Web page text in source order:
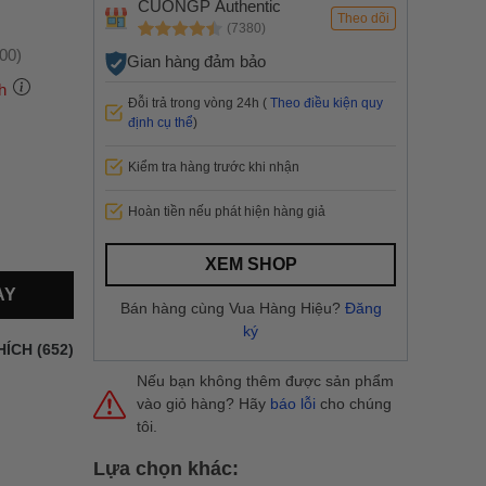
cầu
báo
tại
(652)
Lựa chọn khác:
CUONGP Authentic
(7380)
Theo dõi
Gian hàng đảm bảo
Đỗi trả trong vòng 24h ( Theo điều kiện quy
định cụ thể)
Kiểm tra hàng trước khi nhận
Hoàn tiền nếu phát hiện hàng giả
XEM SHOP
Bán hàng cùng Vua Hàng Hiệu? Đăng
ký
Nếu bạn không thêm được sản phẩm
vào giỏ hàng? Hãy báo lỗi cho chúng
tôi.